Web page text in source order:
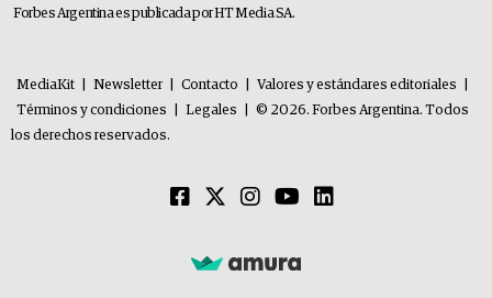
Forbes Argentina es publicada por HT Media SA.
MediaKit Newsletter Contacto Valores y estándares editoriales
Términos y condiciones
Legales
© 2026. Forbes Argentina. Todos
los derechos reservados.